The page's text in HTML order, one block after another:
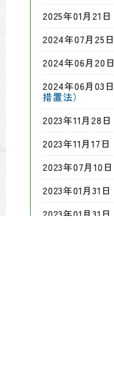
2025年01月21日
2024年07月25日
2024年06月20日
2024年06月03日
措置法）
2023年11月28日
2023年11月17日
2023年07月10日
2023年01月31日
2023年01月31日